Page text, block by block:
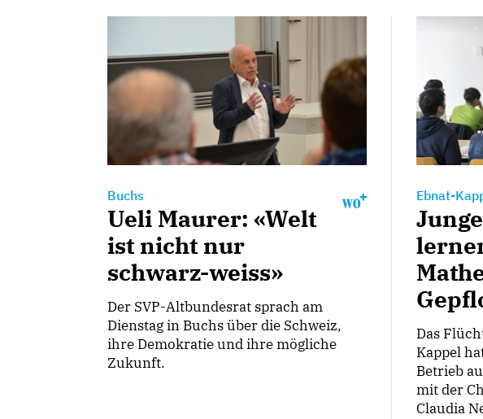
Buchs
Ueli Maurer: «Welt
ist nicht nur
schwarz-weiss»
Der SVP-Altbundesrat sprach am
Dienstag in Buchs über die Schweiz,
ihre Demokratie und ihre mögliche
Zukunft.
Ebnat-
Das
Kappel
Betrieb
mit der
Claudia